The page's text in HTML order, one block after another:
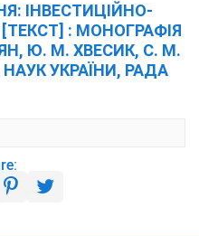
ІНВЕСТИЦІЙНО-
: МОНОГРАФІЯ
Ю. М. ХВЕСИК, С. М.
УКРАЇНИ, РАДА